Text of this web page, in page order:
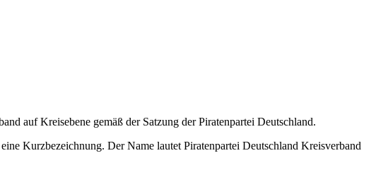
auf Kreisebene gemäß der Satzung der Piratenpartei Deutschland.
Kurzbezeichnung. Der Name lautet Piratenpartei Deutschland Kreisverband